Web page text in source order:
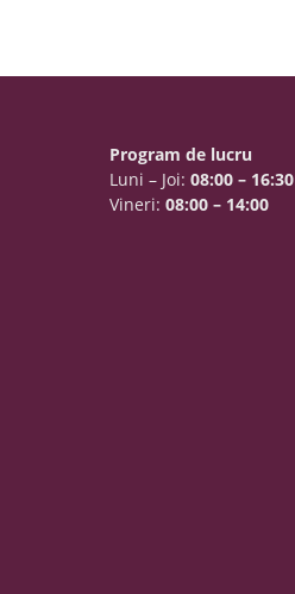
Program de lucru
Luni – Joi:08:00 – 16:30
Vineri:08:00 – 14:00